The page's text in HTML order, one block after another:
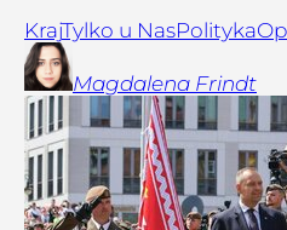
KrajTylko u NasPolityka
Magdalena Frindt